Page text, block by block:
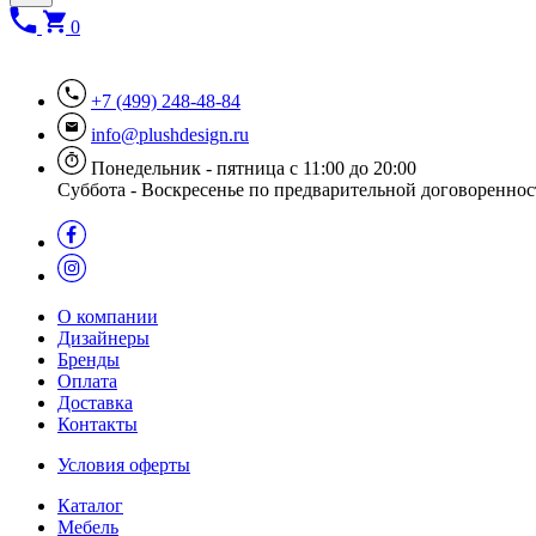
0
+7 (499) 248-48-84
info@plushdesign.ru
Понедельник - пятница с 11:00 до 20:00
Суббота - Воскресенье по предварительной
О компании
Дизайнеры
Бренды
Оплата
Доставка
Контакты
Условия оферты
Каталог
Мебель